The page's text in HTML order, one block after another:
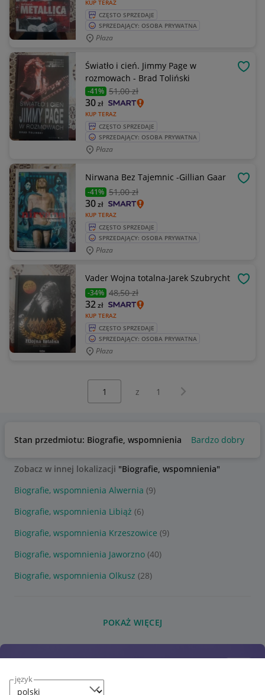
język
KUP TERAZ
CZĘSTO SPRZEDAJE
SPRZEDAJĄCY: OSOBA PRYWATNA
Płaza
Światło i cień. Jimmy Page w
rozmowach - Brad Toliński
-41% 51,00 zł
KUP TERAZ
30zł
CZĘSTO SPRZEDAJE
SPRZEDAJĄCY: OSOBA PRYWATNA
Płaza
Nirwana Bez Tajemnic -Gillian Gaar
-41% 51,00 zł
KUP TERAZ
30zł
CZĘSTO SPRZEDAJE
SPRZEDAJĄCY: OSOBA PRYWATNA
Płaza
Vader Wojna totalna-Jarek Szubrycht
-34% 48,50 zł
KUP TERAZ
32zł
CZĘSTO SPRZEDAJE
SPRZEDAJĄCY: OSOBA PRYWATNA
Płaza
z 1 Następna strona
Stan przedmiotu: Biografie, wspomnienia Bardzo dobry
Zobacz w innej lokalizacji "Biografie, wspomnienia"
Biografie, wspomnienia Alwernia (9)
Biografie, wspomnienia Libiąż (6)
Biografie, wspomnienia Krzeszowice (9)
Biografie, wspomnienia Jaworzno (40)
Biografie, wspomnienia Olkusz (28)
POKAŻ WIĘCEJ